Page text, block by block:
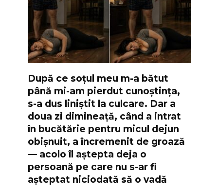
După ce soțul meu m-a bătut
până mi-am pierdut cunoștința,
s-a dus liniștit la culcare. Dar a
doua zi dimineață, când a intrat
în bucătărie pentru micul dejun
obișnuit, a încremenit de groază
— acolo îl aștepta deja o
persoană pe care nu s-ar fi
așteptat niciodată să o vadă